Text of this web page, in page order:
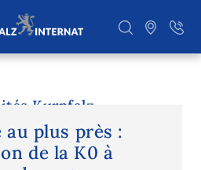
Kurpfalz
au plus près :
de la K0 à